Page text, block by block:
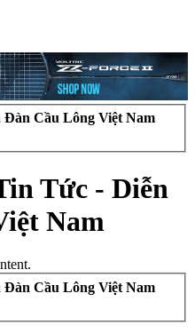
Cầu Lông Việt Nam
Tức - Diễn
Nam
Cầu Lông Việt Nam